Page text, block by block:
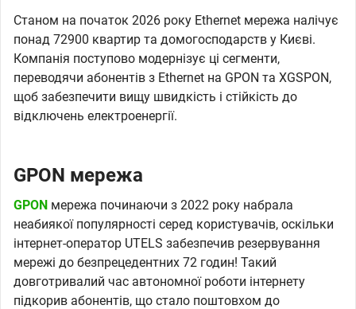
Станом на початок 2026 року Ethernet мережа налічує
понад 72900 квартир та домогосподарств у Києві.
Компанія поступово модернізує ці сегменти,
переводячи абонентів з Ethernet на GPON та XGSPON,
щоб забезпечити вищу швидкість і стійкість до
відключень електроенергії.
GPON мережа
GPON мережа починаючи з 2022 року набрала
неабиякої популярності серед користувачів, оскільки
інтернет-оператор UTELS забезпечив резервування
мережі до безпрецедентних 72 годин! Такий
довготривалий час автономної роботи інтернету
підкорив абонентів, що стало поштовхом до